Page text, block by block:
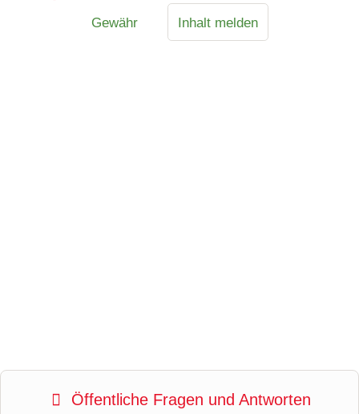
Gewähr
Inhalt melden
Öffentliche Fragen und Antworten